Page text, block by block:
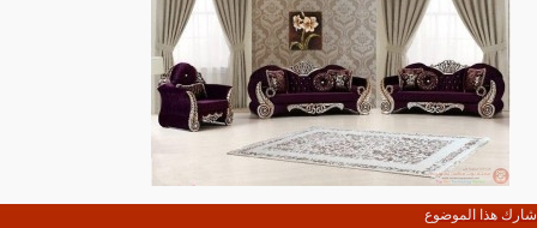
شارك هذا الموضوع